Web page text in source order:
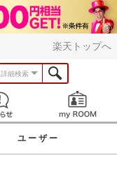
楽天トップへ
詳細検索
お知らせ
ユーザー